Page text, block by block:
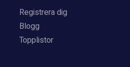
Registrera dig
Blogg
Topplistor